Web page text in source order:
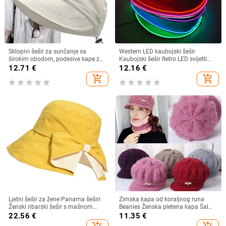
Sklopivi šešir za sunčanje sa
širokim obodom, podesive kape za
muškarce, žene, šeširi za plažu,
ljetni brzosušeći viziri, ribarska kapa
12.71 €
add_shopping_cart
Western LED kaubojski šešir
Kaubojski šešir Retro LED svijetli
obod Jazz cilindar Svjetleći
mladenkin šešir Cosplay kostim
Kaubojsko odijelo za žene
12.16 €
add_shopping_cart
Ljetni šešir za žene Panama šeširi
Ženski ribarski šešir s mašnom
Trend ženski šeširi s kantom
Suncobran Prozračne kape za
22.56 €
Zimska kapa od koraljnog runa
Beanies Ženska pletena kapa Šal
Održava toplinu Vunena pletena
kapa Kapa sa šiltom Dvoslojne
11.35 €